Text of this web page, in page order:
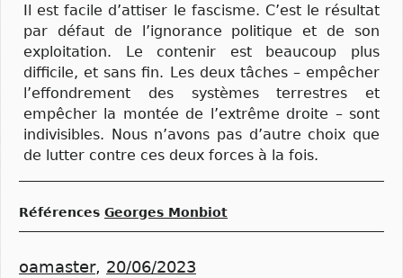
Il est facile d’attiser le fascisme. C’est le résultat
par défaut de l’ignorance politique et de son
exploitation. Le contenir est beaucoup plus
difficile, et sans fin. Les deux tâches – empêcher
l’effondrement des systèmes terrestres et
empêcher la montée de l’extrême droite – sont
indivisibles. Nous n’avons pas d’autre choix que
de lutter contre ces deux forces à la fois.
Références Georges Monbiot
oamaster, 20/06/2023